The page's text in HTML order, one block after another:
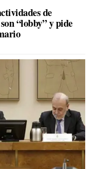
de
“lobby” y pide